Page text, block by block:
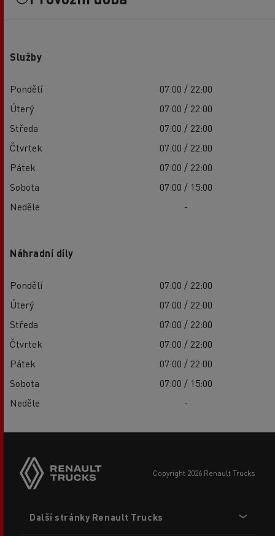
Služby
Pondělí
07:00 / 22:00
Úterý
07:00 / 22:00
Středa
07:00 / 22:00
Čtvrtek
07:00 / 22:00
Pátek
07:00 / 22:00
Sobota
07:00 / 15:00
Neděle
-
Náhradní díly
Pondělí
07:00 / 22:00
Úterý
07:00 / 22:00
Středa
07:00 / 22:00
Čtvrtek
07:00 / 22:00
Pátek
07:00 / 22:00
Sobota
07:00 / 15:00
Neděle
-
copyright 2026 Renault Trucks
menu
Další stránky Renault Trucks